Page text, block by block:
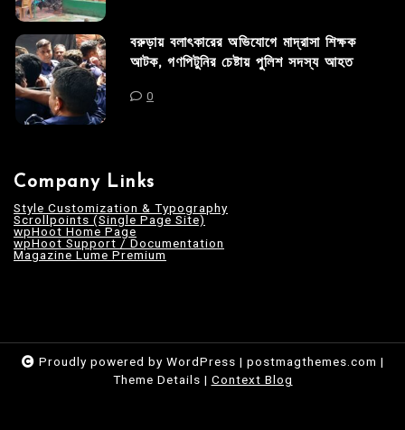
বরুড়ায় বলাৎকারের অভিযোগে মাদ্রাসা শিক্ষক
আটক, গণপিটুনির চেষ্টায় পুলিশ সদস্য আহত
0
Company Links
Style Customization & Typography
Scrollpoints (Single Page Site)
wpHoot Home Page
wpHoot Support / Documentation
Magazine Lume Premium
Proudly powered by WordPress | postmagthemes.com |
Theme Details | Context Blog